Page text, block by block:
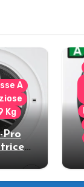
A
Kg
Pro
al